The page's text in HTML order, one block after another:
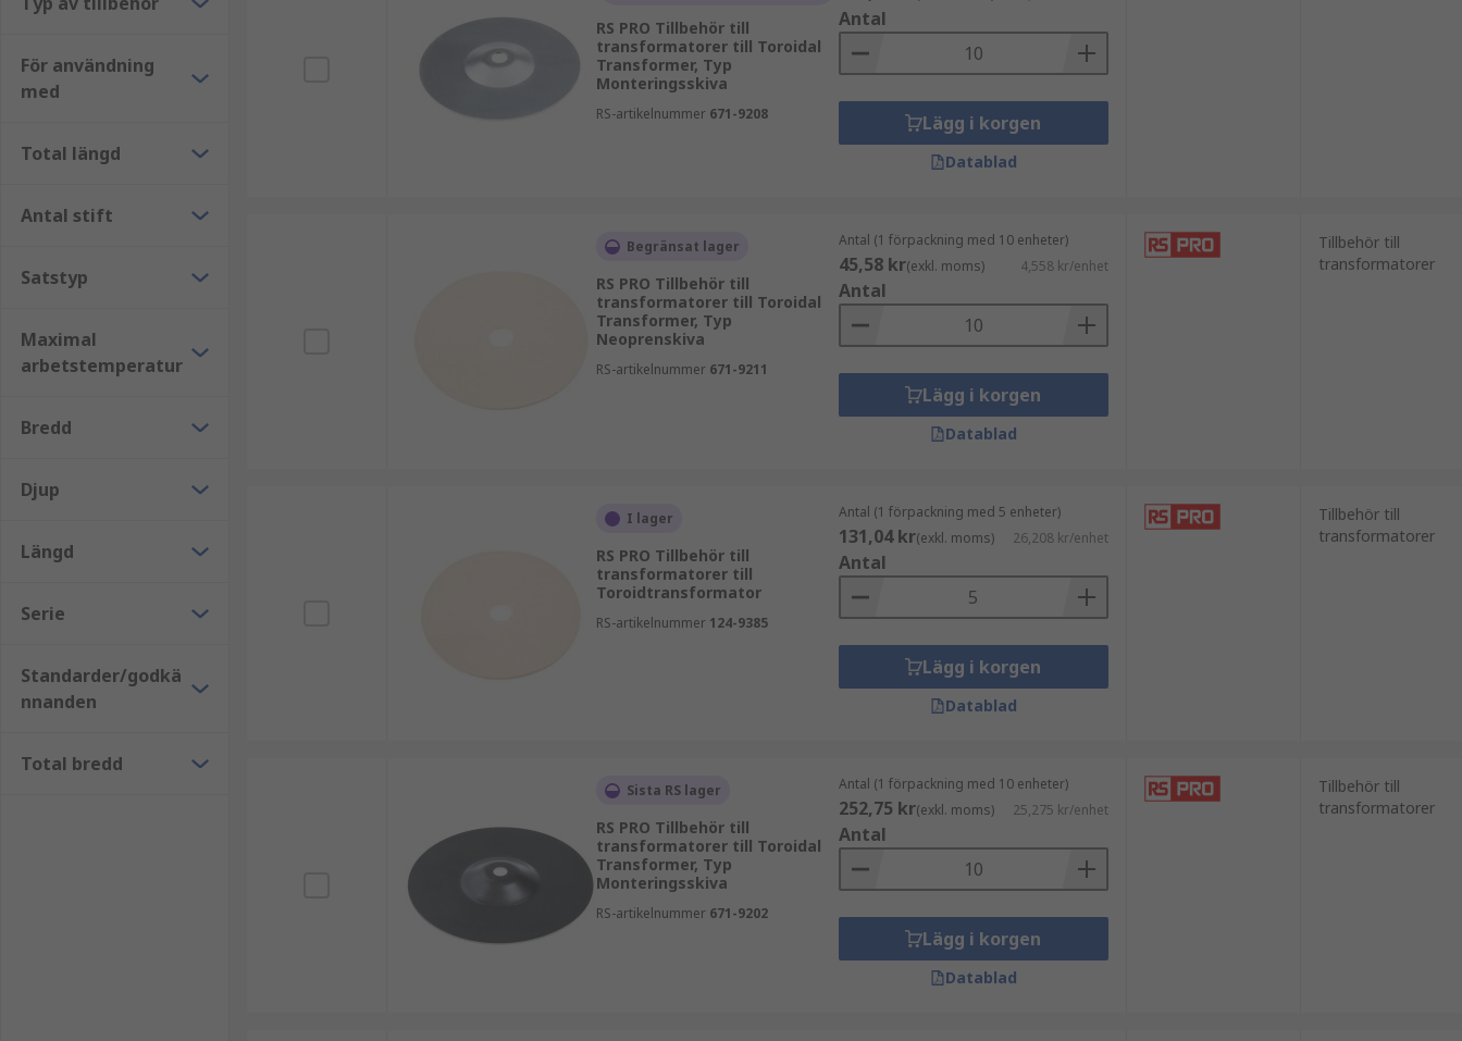
För användning
med
Total längd
Antal stift
Satstyp
Maximal
arbetstemperatur
Bredd
Djup
Längd
Serie
Standarder/godkä
nnanden
Total bredd
RS PRO Tillbehör till
transformatorer till Toroidal
Transformer, Typ
Monteringsskiva
RS-artikelnummer 671-9208
Antal
Lägg i korgen
Datablad
Begränsat lager
RS PRO Tillbehör till
transformatorer till Toroidal
Transformer, Typ
Neoprenskiva
RS-artikelnummer 671-9211
Antal (1 förpackning med 10 enheter)
45,58 kr(exkl. moms) 4,558 kr/enhet
Antal
Lägg i korgen
Datablad
Tillbehör till
transformatorer
I lager
RS PRO Tillbehör till
transformatorer till
Toroidtransformator
RS-artikelnummer 124-9385
Antal (1 förpackning med 5 enheter)
131,04 kr(exkl. moms) 26,208 kr/enhet
Antal
Lägg i korgen
Datablad
Tillbehör till
transformatorer
Sista RS lager
RS PRO Tillbehör till
transformatorer till Toroidal
Transformer, Typ
Monteringsskiva
RS-artikelnummer 671-9202
Antal (1 förpackning med 10 enheter)
252,75 kr(exkl. moms) 25,275 kr/enhet
Antal
Lägg i korgen
Datablad
Tillbehör till
transformatorer